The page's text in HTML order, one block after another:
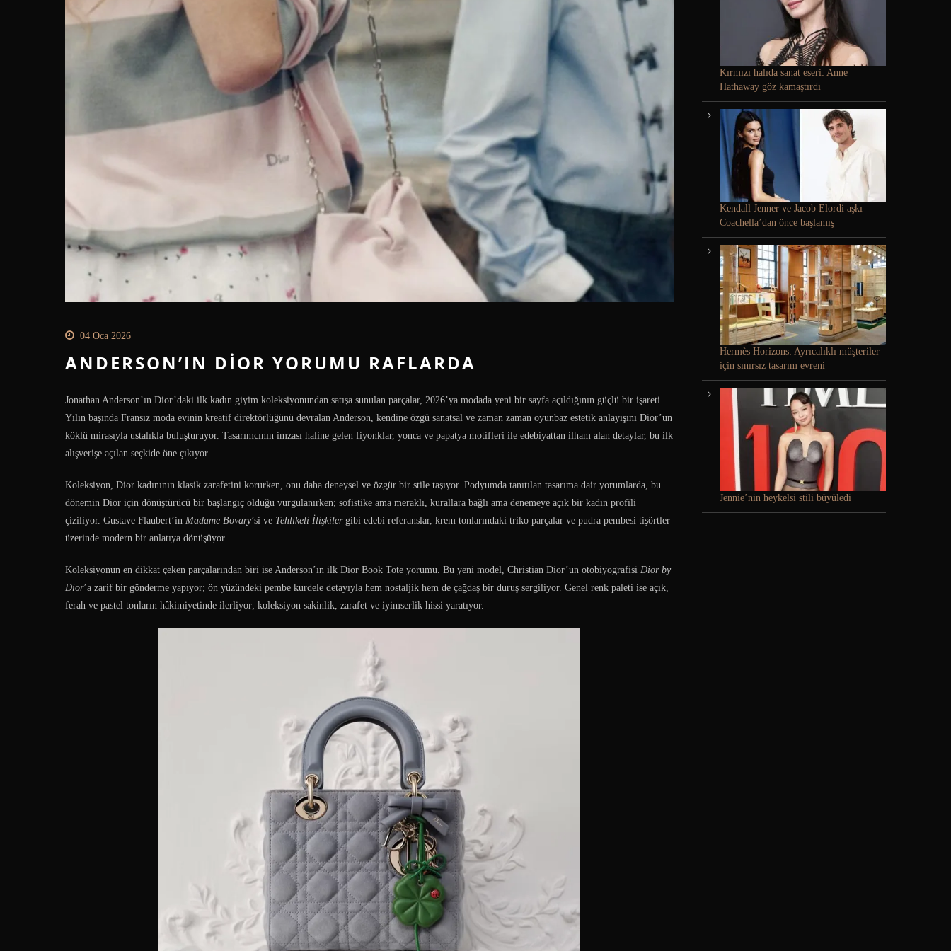
04 Oca 2026
ANDERSON’IN DIOR YORUMU RAFLARDA
Jonathan Anderson’ın Dior’daki ilk kadın giyim koleksiyonundan satışa sunulan parçalar, 2026’ya modada yeni bir sayfa açıldığının güçlü bir işareti.
Yılın başında Fransız moda evinin kreatif direktörlüğünü devralan Anderson, kendine özgü sanatsal ve zaman zaman oyunbaz estetik anlayışını Dior’un
köklü mirasıyla ustalıkla buluşturuyor. Tasarımcının imzası haline gelen fiyonklar, yonca ve papatya motifleri ile edebiyattan ilham alan detaylar, bu ilk
alışverişe açılan seçkide öne çıkıyor.
Koleksiyon, Dior kadınının klasik zarafetini korurken, onu daha deneysel ve özgür bir stile taşıyor. Podyumda tanıtılan tasarıma dair yorumlarda, bu
dönemin Dior için dönüştürücü bir başlangıç olduğu vurgulanırken; sofistike ama meraklı, kurallara bağlı ama denemeye açık bir kadın profili
çiziliyor. Gustave Flaubert’in Madame Bovary’si ve Tehlikeli İlişkilergibi edebi referanslar, krem tonlarındaki triko parçalar ve pudra pembesi tişörtler
üzerinde modern bir anlatıya dönüşüyor.
Koleksiyonun en dikkat çeken parçalarından biri ise Anderson’ın ilk Dior Book Tote yorumu. Bu yeni model, Christian Dior’un otobiyografisi Dior by
Dior’a zarif bir gönderme yapıyor; ön yüzündeki pembe kurdele detayıyla hem nostaljik hem de çağdaş bir duruş sergiliyor. Genel renk paleti ise açık,
ferah ve pastel tonların hâkimiyetinde ilerliyor; koleksiyon sakinlik, zarafet ve iyimserlik hissi yaratıyor.
Kırmızı halıda sanat eseri: Anne
Hathaway göz kamaştırdı
Kendall Jenner ve Jacob Elordi aşkı
Coachella’dan önce başlamış
Hermès Horizons: Ayrıcalıklı müşteriler
için sınırsız tasarım evreni
Jennie’nin heykelsi stili büyüledi